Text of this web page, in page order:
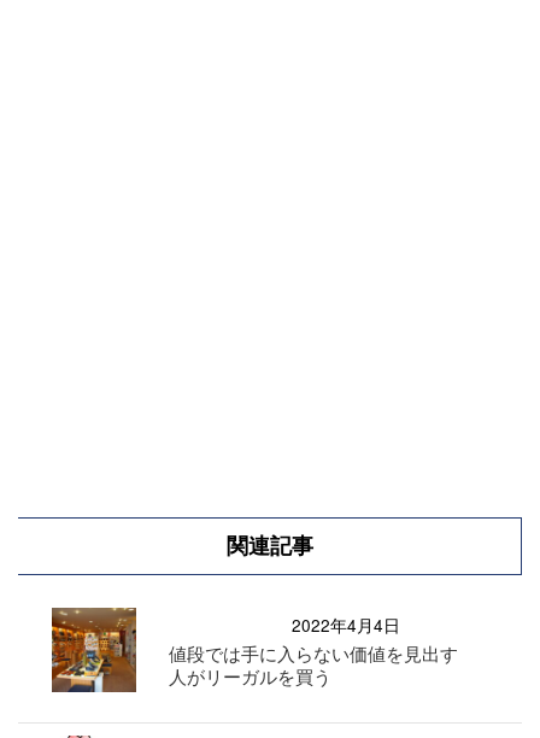
関連記事
2022年4月4日
値段では手に入らない価値を見出す
人がリーガルを買う